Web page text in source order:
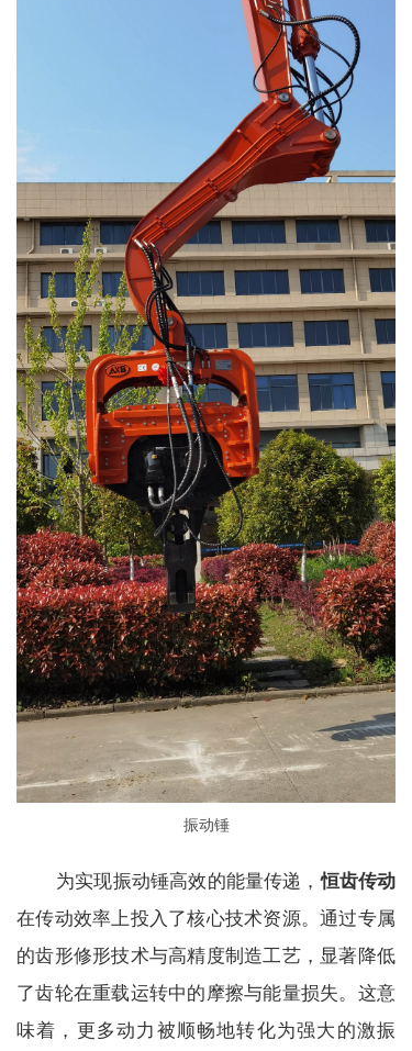
振动锤
为实现振动锤高效的能量传递，恒齿传动
在传动效率上投入了核心技术资源。通过专属
的齿形修形技术与高精度制造工艺，显著降低
了齿轮在重载运转中的摩擦与能量损失。这意
味着，更多动力被顺畅地转化为强大的激振